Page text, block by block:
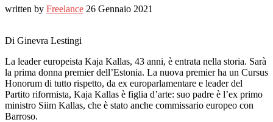
written by Freelance 26 Gennaio 2021
Di Ginevra Lestingi
La leader europeista Kaja Kallas, 43 anni, è entrata nella storia. Sarà
la prima donna premier dell’Estonia. La nuova premier ha un Cursus
Honorum di tutto rispetto, da ex europarlamentare e leader del
Partito riformista, Kaja Kallas è figlia d’arte: suo padre è l’ex primo
ministro Siim Kallas, che è stato anche commissario europeo con
Barroso.